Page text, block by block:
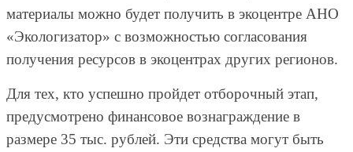
материалы можно будет получить в экоцентре АНО
«Экологизатор» с возможностью согласования
получения ресурсов в экоцентрах других регионов.
Для тех, кто успешно пройдет отборочный этап,
предусмотрено финансовое вознаграждение в
размере 35 тыс. рублей. Эти средства могут быть